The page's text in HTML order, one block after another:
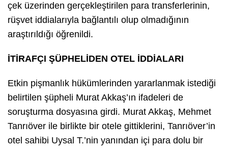
çek üzerinden gerçekleştirilen para transferlerinin,
rüşvet iddialarıyla bağlantılı olup olmadığının
araştırıldığı öğrenildi.
İTİRAFÇI ŞÜPHELİDEN OTEL İDDİALARI
Etkin pişmanlık hükümlerinden yararlanmak istediği
belirtilen şüpheli Murat Akkaş’ın ifadeleri de
soruşturma dosyasına girdi. Murat Akkaş, Mehmet
Tanrıöver ile birlikte bir otele gittiklerini, Tanrıöver’in
otel sahibi Uysal T.’nin yanından içi para dolu bir